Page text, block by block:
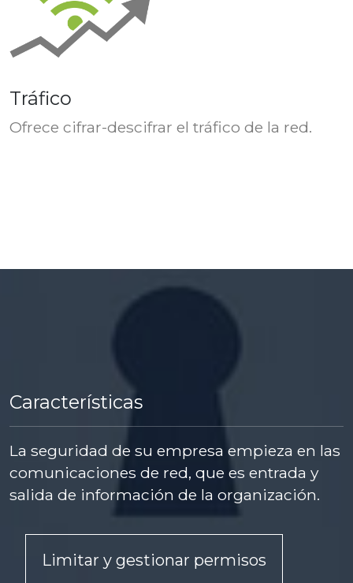
Tráfico
Ofrece cifrar-descifrar el tráfico de la red.
Características
La seguridad de su empresa empieza en las
comunicaciones de red, que es entrada y
salida de información de la organización.
Limitar y gestionar permisos